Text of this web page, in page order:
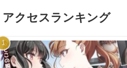
アクセスランキング